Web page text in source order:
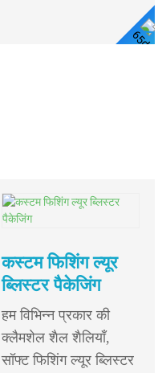
कस्टम फिशिंग ल्यूर
ब्लिस्टर पैकेजिंग
हम विभिन्न प्रकार की
क्लैमशेल शैल शैलियाँ,
सॉफ्ट फिशिंग ल्यूर ब्लिस्टर